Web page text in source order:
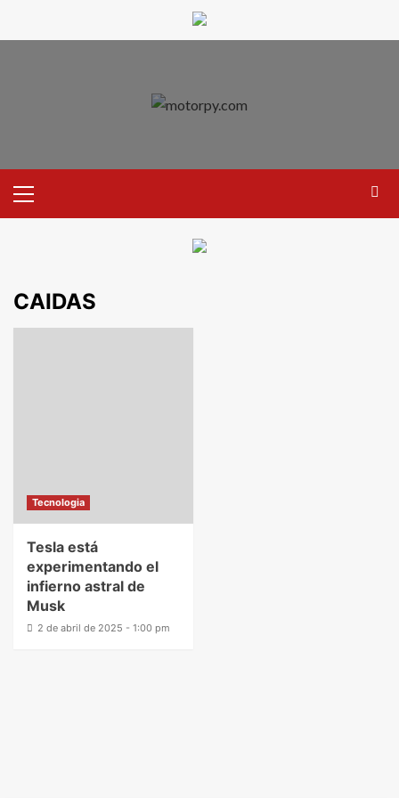
CAIDAS
Tecnologia
Tesla está
experimentando el
infierno astral de
Musk
2 de abril de 2025 - 1:00 pm